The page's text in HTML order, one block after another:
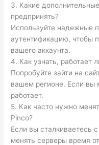
3. Какие
предпринять?
Используйте надежные
аутентификацию, чтобы
вашего аккаунта.
4. Как узнать, работает
Попробуйте зайти на
вашем регионе. Если вы
работает.
5. Как часто нужно
Pinco?
Если вы сталкиваетесь
менять серверы время